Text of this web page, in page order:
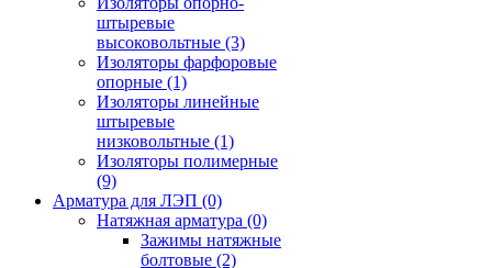
штыревые
высоковольтные (3)
Изоляторы фарфоровые
опорные (1)
Изоляторы линейные
штыревые
низковольтные (1)
Изоляторы полимерные
(9)
Арматура для ЛЭП (0)
Натяжная арматура (0)
Зажимы натяжные
болтовые (2)